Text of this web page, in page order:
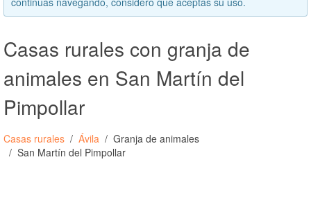
Casas rurales con granja de
animales en San Martín del
Pimpollar
Casas rurales Ávila
Granja de animales
San Martín del Pimpollar